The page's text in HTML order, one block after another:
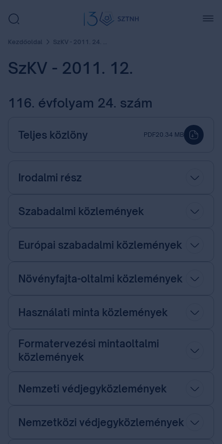
Kezdőoldal SzKV - 2011. 24. szám
SzKV - 2011. 12.
116. évfolyam 24. szám
Teljes közlöny PDF20.34 MB
Irodalmi rész
Szabadalmi közlemények
Európai szabadalmi közlemények
Növényfajta-oltalmi közlemények
Használati minta közlemények
Formatervezési mintaoltalmi
közlemények
Nemzeti védjegyközlemények
Nemzetközi védjegyközlemények